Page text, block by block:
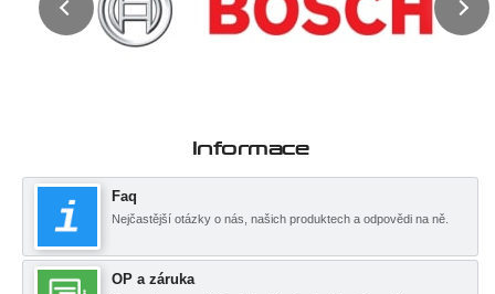
Informace
Faq
Nejčastější otázky o nás, našich produktech a odpovědi na ně.
OP a záruka